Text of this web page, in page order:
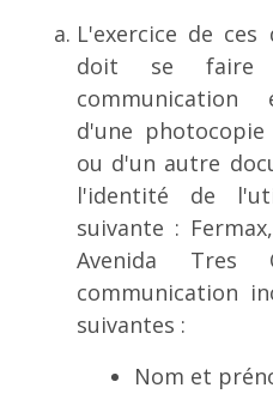
L'exercice de
doit se faire
communication
d'une
ou d'un autre
l'identité de
suivante :
Avenida Tres
communication
suivantes :
Nom et